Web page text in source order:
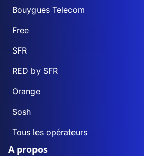
Bouygues Telecom
Free
SFR
RED by SFR
Orange
Sosh
Tous les opérateurs
A propos